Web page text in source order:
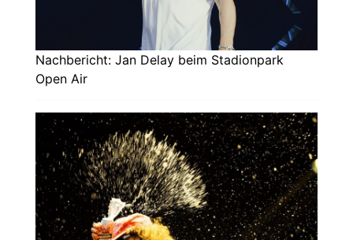
Nachbericht: Jan Delay beim Stadionpark
Open Air